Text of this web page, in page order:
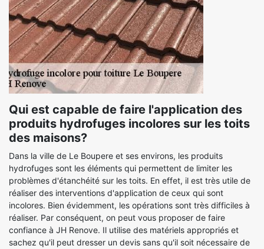
Qui est capable de faire l'application des
produits hydrofuges incolores sur les toits
des maisons?
Dans la ville de Le Boupere et ses environs, les produits
hydrofuges sont les éléments qui permettent de limiter les
problèmes d'étanchéité sur les toits. En effet, il est très utile de
réaliser des interventions d'application de ceux qui sont
incolores. Bien évidemment, les opérations sont très difficiles à
réaliser. Par conséquent, on peut vous proposer de faire
confiance à JH Renove. Il utilise des matériels appropriés et
sachez qu'il peut dresser un devis sans qu'il soit nécessaire de